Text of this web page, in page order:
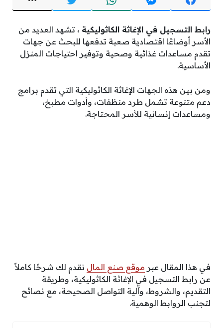
رابط التسجيل في الإغاثة الكاثوليكية ، تشهد العديد من
الأسر أوضاعًا اقتصادية صعبة تدفعها للبحث عن جهات
تقدم مساعدات غذائية وصحية وتوفير احتياجات المنزل
الأساسية.
ومن بين هذه الجهات الإغاثة الكاثوليكية التي تقدم برامج
دعم متنوعة تشمل طرد منظفات، وأدوات مطبخ،
ومساعدات إنسانية للأسر المحتاجة.
في هذا المقال عبر موقع صنع المال نقدم لك شرحًا كاملاً
عن رابط التسجيل في الإغاثة الكاثوليكية، وطريقة
التقديم، والشروط، وآلية التواصل الصحيحة، مع نصائح
لتجنب الروابط الوهمية.